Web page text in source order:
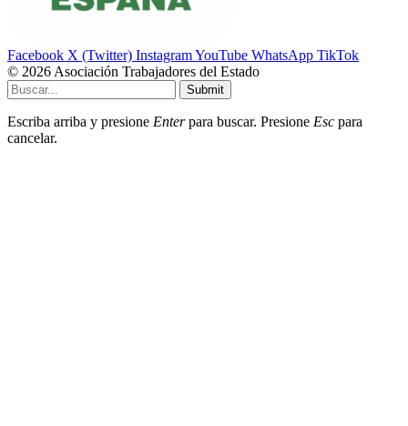
Facebook X (Twitter) InstagramYouTube WhatsApp TikTok
© 2026 Asociación Trabajadores del Estado
Submit
Escriba arriba y presione Enterpara buscar. Presione Esc para
cancelar.